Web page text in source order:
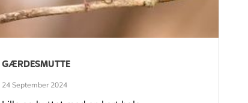
GÆRDESMUTTE
24 September 2024